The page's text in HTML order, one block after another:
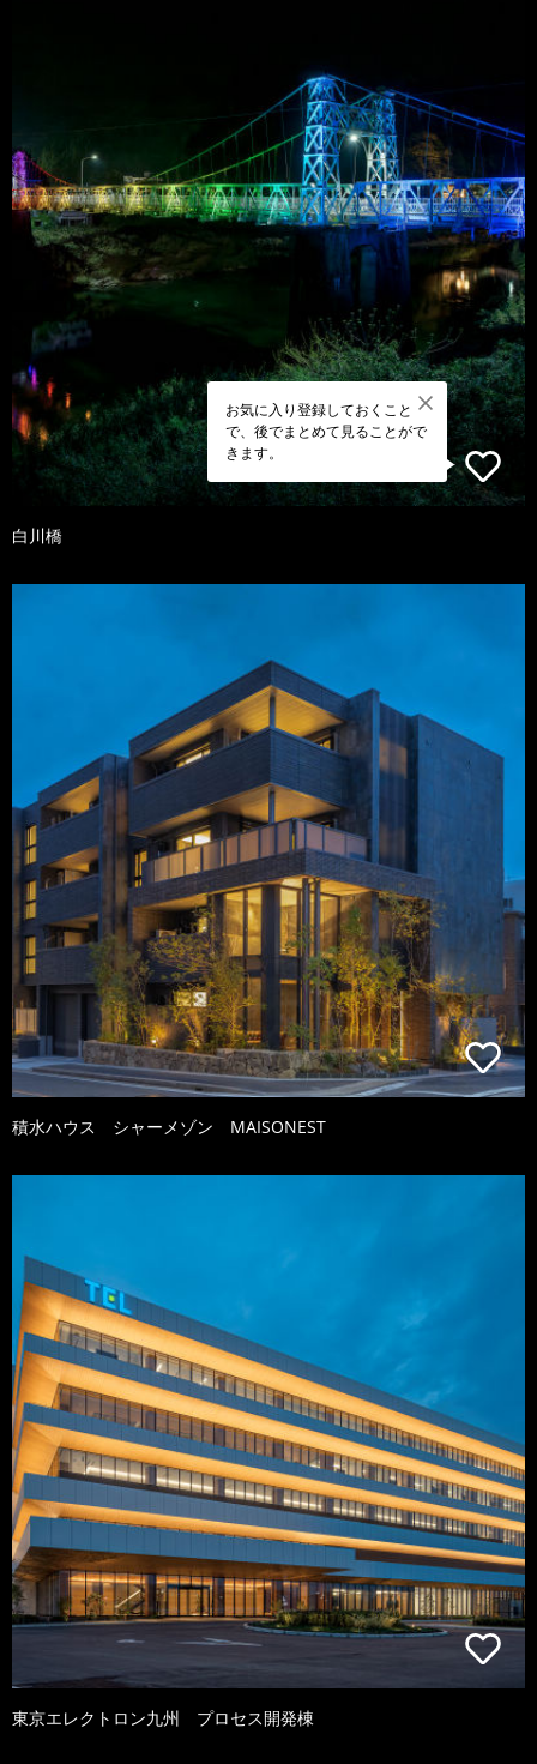
お気に入り登録しておくこと
で、後でまとめて見ることがで
きます。
白川橋
積水ハウス シャーメゾン MAISONEST
東京エレクトロン九州 プロセス開発棟